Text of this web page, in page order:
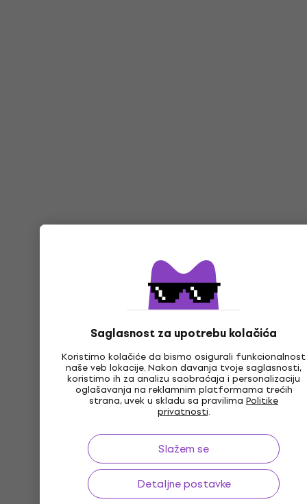
Saglasnost za upotrebu kolačića
Koristimo kolačiće da bismo osigurali funkcionalnost
naše veb lokacije. Nakon davanja tvoje saglasnosti,
koristimo ih za analizu saobraćaja i personalizaciju
oglašavanja na reklamnim platformama trećih
strana, uvek u skladu sa pravilima Politike
privatnosti.
Slažem se
Detaljne postavke